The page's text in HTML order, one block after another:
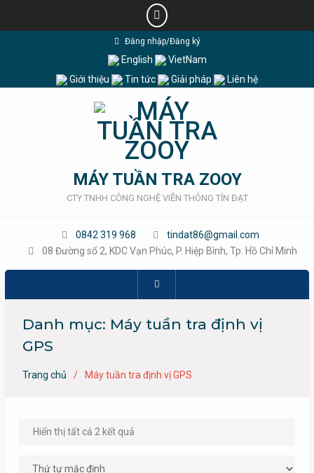
Đăng nhập/Đăng ký
English
VietNam
Giới thiệu
Tin tức Giải pháp Liên hệ
MÁY TUẦN TRA ZOOY
CTY TNHH CÔNG NGHỆ VIỄN THÔNG TÍN ĐẠT
0842 319 968
tindat86@gmail.com
08 Đường số 2, KDC Vạn Phúc, P. Hiệp Bình, Tp. Hồ Chí Minh
Danh mục: Máy tuần tra định vị
GPS
Trang chủ Máy tuần tra định vị GPS
Hiển thị tất cả 2 kết quả